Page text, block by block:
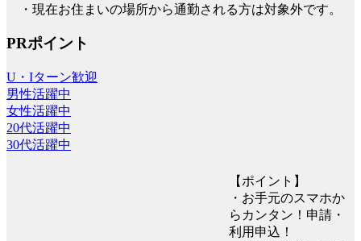
・現在お住まいの場所から通勤される方は対象外です。
PRポイント
U・Iターン歓迎
男性活躍中
女性活躍中
20代活躍中
30代活躍中
【ポイント】
・お手元のスマホか
らカンタン！申請・
利用申込！